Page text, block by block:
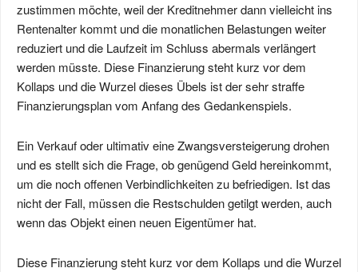
zustimmen möchte, weil der Kreditnehmer dann vielleicht ins
Rentenalter kommt und die monatlichen Belastungen weiter
reduziert und die Laufzeit im Schluss abermals verlängert
werden müsste. Diese Finanzierung steht kurz vor dem
Kollaps und die Wurzel dieses Übels ist der sehr straffe
Finanzierungsplan vom Anfang des Gedankenspiels.
Ein Verkauf oder ultimativ eine Zwangsversteigerung drohen
und es stellt sich die Frage, ob genügend Geld hereinkommt,
um die noch offenen Verbindlichkeiten zu befriedigen. Ist das
nicht der Fall, müssen die Restschulden getilgt werden, auch
wenn das Objekt einen neuen Eigentümer hat.
Diese Finanzierung steht kurz vor dem Kollaps und die Wurzel